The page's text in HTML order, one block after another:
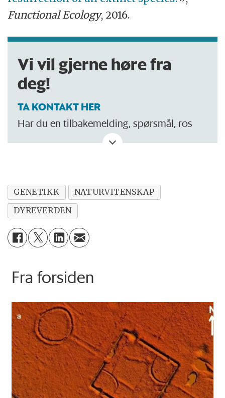
Functional Ecology, 2016.
Vi vil gjerne høre fra
deg!
TA KONTAKT HER
Har du en tilbakemelding, spørsmål, ros
eller kritikk? Eller tips om noe vi bør skrive
GENETIKK
NATURVITENSKAP
DYREVERDEN
Fra forsiden